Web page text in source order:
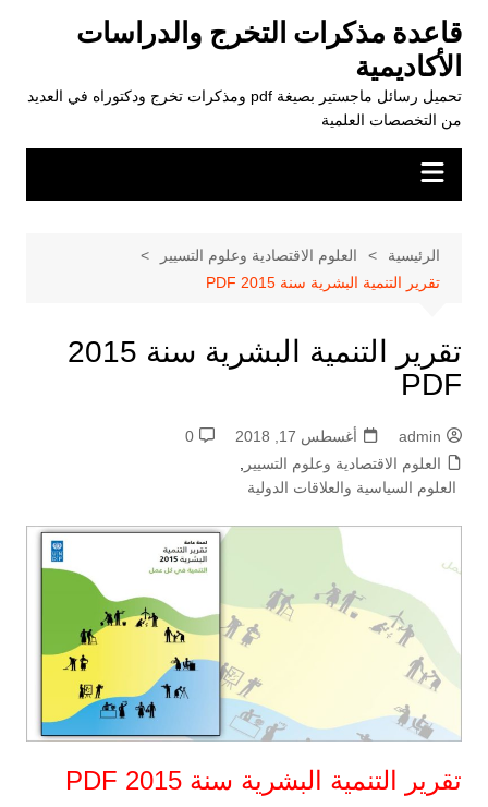
المحتوى
قاعدة مذكرات التخرج والدراسات
الأكاديمية
تحميل رسائل ماجستير بصيغة pdf ومذكرات تخرج ودكتوراه في العديد
من التخصصات العلمية
الرئيسية
العلوم الاقتصادية وعلوم التسيير
تقرير التنمية البشرية سنة 2015 PDF
تقرير التنمية البشرية سنة 2015
PDF
admin أغسطس 17, 2018
0
العلوم الاقتصادية وعلوم التسيير
العلوم السياسية والعلاقات الدولية
تقرير التنمية البشرية سنة 2015 PDF